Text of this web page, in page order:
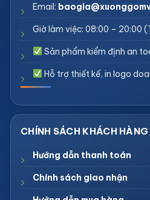
Email:
Giờ làm việc: 08:00 – 20:00
Sản phẩm kiểm định an
Hỗ trợ thiết kế, in logo
Hướng dẫn thanh toán
Chính sách giao nhận